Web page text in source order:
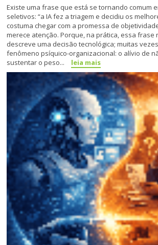
Existe uma frase que está se tornando comum
seletivos: “a IA fez a triagem e decidiu os
costuma chegar com a promessa de
merece atenção. Porque, na prática, essa frase
descreve uma decisão tecnológica; muitas
fenômeno psíquico-organizacional: o alívio de
sustentar o peso...
leia mais